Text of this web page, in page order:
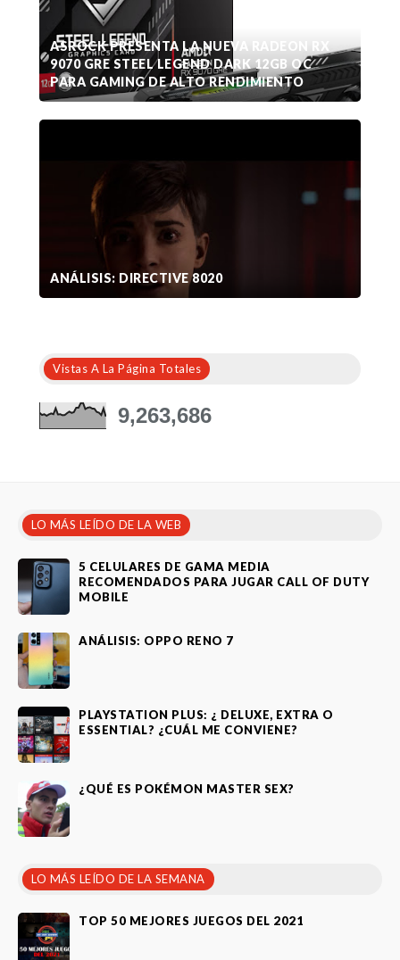
ASROCK PRESENTA LA NUEVA RADEON RX
9070 GRE STEEL LEGEND DARK 12GB OC
PARA GAMING DE ALTO RENDIMIENTO
ANÁLISIS: DIRECTIVE 8020
Vistas A La Página Totales
9,263,686
LO MÁS LEÍDO DE LA WEB
5 CELULARES DE GAMA MEDIA
RECOMENDADOS PARA JUGAR CALL OF DUTY
MOBILE
ANÁLISIS: OPPO RENO 7
PLAYSTATION PLUS: ¿ DELUXE, EXTRA O
ESSENTIAL? ¿CUÁL ME CONVIENE?
¿QUÉ ES POKÉMON MASTER SEX?
LO MÁS LEÍDO DE LA SEMANA
TOP 50 MEJORES JUEGOS DEL 2021